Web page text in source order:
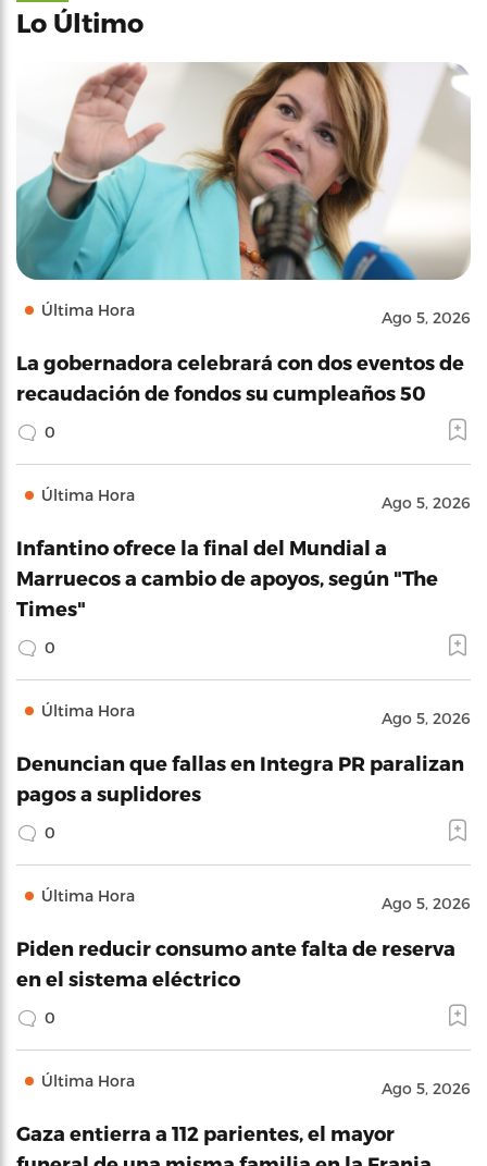
Lo Último
Última Hora Ago 5, 2026
La gobernadora celebrará con dos eventos de
recaudación de fondos su cumpleaños 50
0
Última Hora Ago 5, 2026
Infantino ofrece la final del Mundial a
Marruecos a cambio de apoyos, según "The
Times"
0
Última Hora Ago 5, 2026
Denuncian que fallas en Integra PR paralizan
pagos a suplidores
0
Última Hora Ago 5, 2026
Piden reducir consumo ante falta de reserva
en el sistema eléctrico
0
Última Hora Ago 5, 2026
Gaza entierra a 112 parientes, el mayor